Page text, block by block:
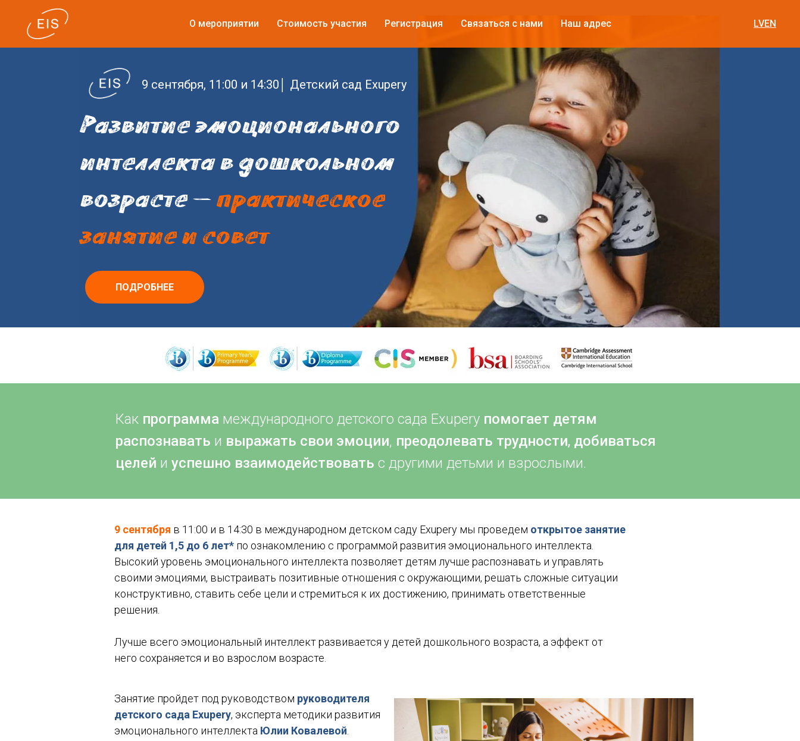
О мероприятии Стоимость участия Регистрация Связаться с нами Наш адрес LVEN
Развитие эмоционального
интеллекта в дошкольном
возрасте — практическое
занятие и совет
9 сентября, 11:00 и 14:30│ Детский сад Exupery
ПОДРОБНЕЕ
Как программа международного детского сада Exupery помогает детям
распознавать и выражать свои эмоции, преодолевать трудности, добиваться
целей и успешно взаимодействовать с другими детьми и взрослыми.
9 сентября в 11:00 и в 14:30 в международном детском саду Exupery мы проведем открытое занятие
для детей 1,5 до 6 лет* по ознакомлению с программой развития эмоционального интеллекта.
Высокий уровень эмоционального интеллекта позволяет детям лучше распознавать и управлять
своими эмоциями, выстраивать позитивные отношения с окружающими, решать сложные ситуации
конструктивно, ставить себе цели и стремиться к их достижению, принимать ответственные
решения.
Лучше всего эмоциональный интеллект развивается у детей дошкольного возраста, а эффект от
него сохраняется и во взрослом возрасте.
Занятие пройдет под руководством руководителя
детского сада Exupery, эксперта методики развития
эмоционального интеллекта Юлии Ковалевой